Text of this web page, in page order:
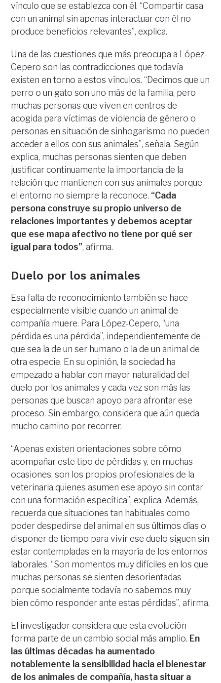
vínculo que se establezca con él. “Compartir casa
con un animal sin apenas interactuar con él no
produce beneficios relevantes”, explica.
Una de las cuestiones que más preocupa a López-
Cepero son las contradicciones que todavía
existen en torno a estos vínculos. “Decimos que un
perro o un gato son uno más de la familia, pero
muchas personas que viven en centros de
acogida para víctimas de violencia de género o
personas en situación de sinhogarismo no pueden
acceder a ellos con sus animales”, señala. Según
explica, muchas personas sienten que deben
justificar continuamente la importancia de la
relación que mantienen con sus animales porque
el entorno no siempre la reconoce. “Cada
persona construye su propio universo de
relaciones importantes y debemos aceptar
que ese mapa afectivo no tiene por qué ser
igual para todos”, afirma.
Duelo por los animales
Esa falta de reconocimiento también se hace
especialmente visible cuando un animal de
compañía muere. Para López-Cepero, “una
pérdida es una pérdida”, independientemente de
que sea la de un ser humano o la de un animal de
otra especie. En su opinión, la sociedad ha
empezado a hablar con mayor naturalidad del
duelo por los animales y cada vez son más las
personas que buscan apoyo para afrontar ese
proceso. Sin embargo, considera que aún queda
mucho camino por recorrer.
“Apenas existen orientaciones sobre cómo
acompañar este tipo de pérdidas y, en muchas
ocasiones, son los propios profesionales de la
veterinaria quienes asumen ese apoyo sin contar
con una formación específica”, explica. Además,
recuerda que situaciones tan habituales como
poder despedirse del animal en sus últimos días o
disponer de tiempo para vivir ese duelo siguen sin
estar contempladas en la mayoría de los entornos
laborales. “Son momentos muy difíciles en los que
muchas personas se sienten desorientadas
porque socialmente todavía no sabemos muy
bien cómo responder ante estas pérdidas”, afirma.
El investigador considera que esta evolución
forma parte de un cambio social más amplio. En
las últimas décadas ha aumentado
notablemente la sensibilidad hacia el bienestar
de los animales de compañía, hasta situar a